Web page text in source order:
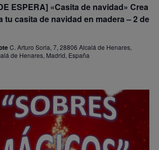
ESPERA] «Casita de navidad» Crea
tu casita de navidad en madera – 2 de
C. Arturo Soria, 7, 28806 Alcalá de Henares,
de Henares, Madrid, España